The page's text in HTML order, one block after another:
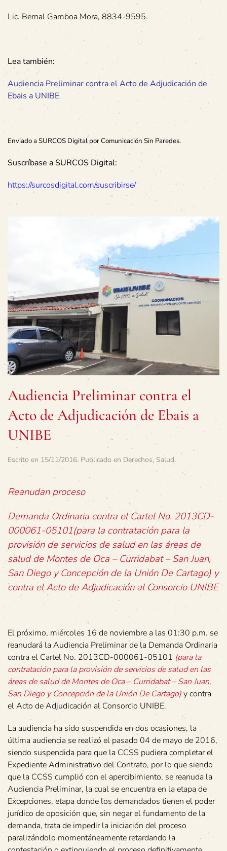
Lic. Bernal Gamboa Mora, 8834-9595.
Lea también:
Audiencia Preliminar contra el Acto de Adjudicación de
Ebais a UNIBE
Enviado a SURCOS Digital por Comunicación Sin Paredes.
Suscríbase a SURCOS Digital:
https://surcosdigital.com/suscribirse/
Audiencia Preliminar contra el
Acto de Adjudicación de Ebais a
UNIBE
Escrito en 15/11/2016. Publicado en Derechos, Salud.
Reanudan proceso
Demanda Ordinaria contra el Cartel No. 2013CD-
000061-05101(para la contratación para la
provisión de servicios de salud en las áreas de
salud de Montes de Oca – Curridabat – San Juan,
San Diego y Concepción de la Unión De Cartago) y
contra el Acto de Adjudicación al Consorcio UNIBE
El próximo, miércoles 16 de noviembre a las 01:30 p.m. se
reanudará la Audiencia Preliminar de la Demanda Ordinaria
contra el Cartel No. 2013CD-000061-05101 (para la
contratación para la provisión de servicios de salud en las
áreas de salud de Montes de Oca – Curridabat – San Juan,
San Diego y Concepción de la Unión De Cartago)y contra
el Acto de Adjudicación al Consorcio UNIBE.
La audiencia ha sido suspendida en dos ocasiones, la
última audiencia se realizó el pasado 04 de mayo de 2016,
siendo suspendida para que la CCSS pudiera completar el
Expediente Administrativo del Contrato, por lo que siendo
que la CCSS cumplió con el apercibimiento, se reanuda la
Audiencia Preliminar, la cual se encuentra en la etapa de
Excepciones, etapa donde los demandados tienen el poder
jurídico de oposición que, sin negar el fundamento de la
demanda, trata de impedir la iniciación del proceso
paralizándolo momentáneamente retardando la